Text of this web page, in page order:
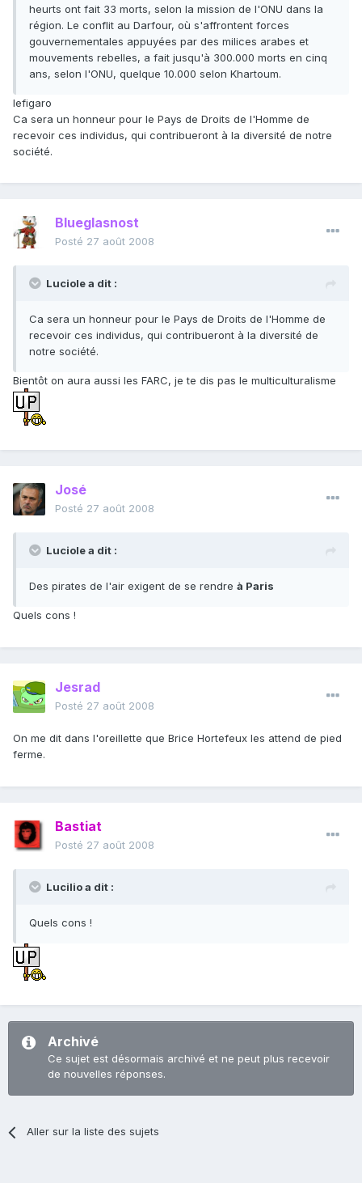
heurts ont fait 33 morts, selon la mission de l'ONU dans la
région. Le conflit au Darfour, où s'affrontent forces
gouvernementales appuyées par des milices arabes et
mouvements rebelles, a fait jusqu'à 300.000 morts en cinq
ans, selon l'ONU, quelque 10.000 selon Khartoum.
lefigaro
Ca sera un honneur pour le Pays de Droits de l'Homme de
recevoir ces individus, qui contribueront à la diversité de notre
société.
Blueglasnost
Posté 27 août 2008
Luciole a dit :
Ca sera un honneur pour le Pays de Droits de l'Homme de
recevoir ces individus, qui contribueront à la diversité de
notre société.
Bientôt on aura aussi les FARC, je te dis pas le multiculturalisme
José
Posté 27 août 2008
Luciole a dit :
Des pirates de l'air exigent de se rendre à Paris
Quels cons !
Jesrad
Posté 27 août 2008
On me dit dans l'oreillette que Brice Hortefeux les attend de pied
ferme.
Bastiat
Posté 27 août 2008
Lucilio a dit :
Quels cons !
Archivé
Ce sujet est désormais archivé et ne peut plus recevoir
de nouvelles réponses.
Aller sur la liste des sujets